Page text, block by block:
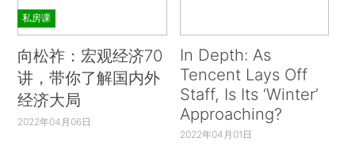
私房课
向松祚：宏观经济70
讲，带你了解国内外
经济大局
2022年04月06日
In Depth: As
Tencent Lays Off
Staff, Is Its ‘Winter’
Approaching?
2022年04月01日